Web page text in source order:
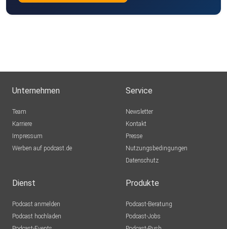
Unternehmen
Team
Karriere
Impressum
Werben auf podcast.de
Service
Newsletter
Kontakt
Presse
Nutzungsbedingungen
Datenschutz
Dienst
Podcast anmelden
Podcast hochladen
Produkte
Podcast-Beratung
Podcast-Jobs